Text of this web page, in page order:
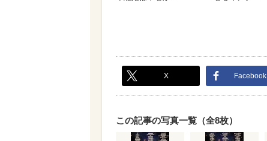
X Facebook
この記事の写真一覧（全8枚）